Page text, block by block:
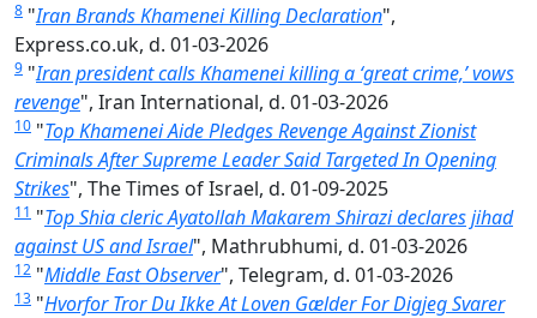
8 "Iran Brands Khamenei Killing Declaration",
Express.co.uk, d. 01-03-2026
9 "Iran president calls Khamenei killing a ‘great crime,’ vows
revenge", Iran International, d. 01-03-2026
10 "Top Khamenei Aide Pledges Revenge Against Zionist
Criminals After Supreme Leader Said Targeted In Opening
Strikes", The Times of Israel, d. 01-09-2025
11 "Top Shia cleric Ayatollah Makarem Shirazi declares jihad
against US and Israel", Mathrubhumi, d. 01-03-2026
12 "Middle East Observer", Telegram, d. 01-03-2026
13 "Hvorfor Tror Du Ikke At Loven Gælder For Digjeg Svarer